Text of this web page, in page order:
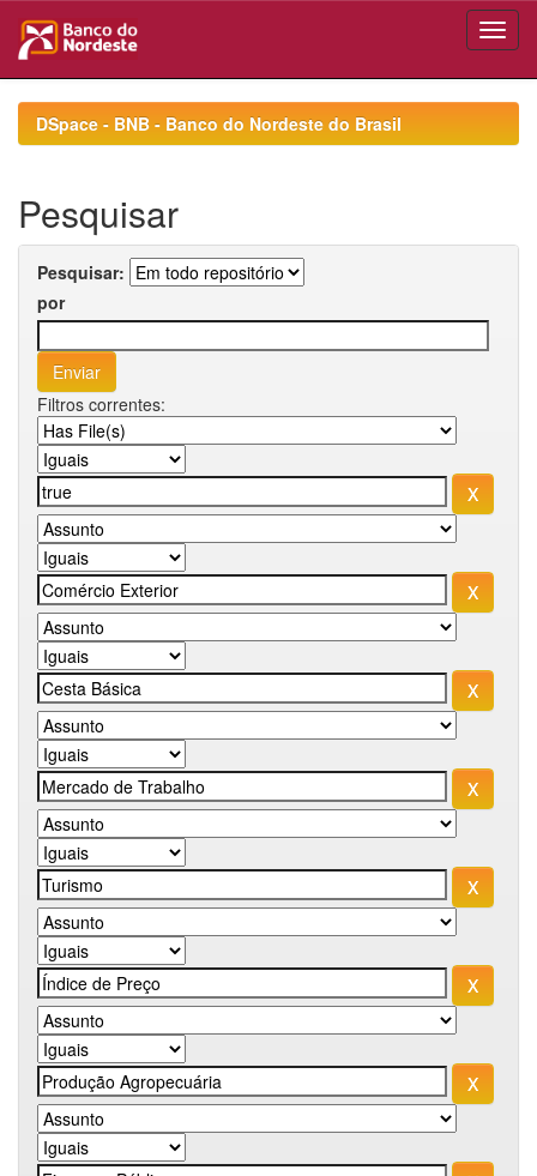
navigationDSpace - BNB - Banco do Nordeste do Brasil
Pesquisar
Pesquisar:
por
Filtros correntes: